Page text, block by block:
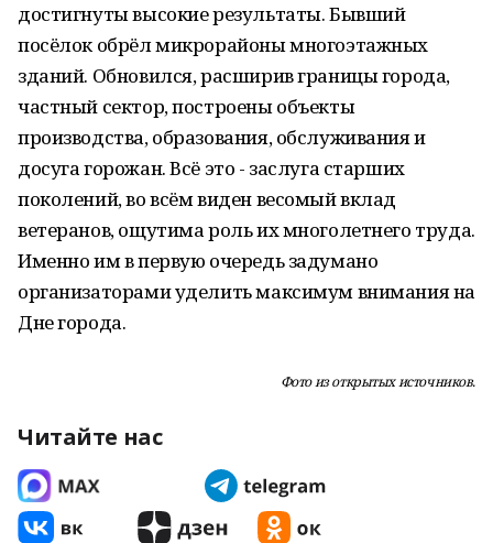
достигнуты высокие результаты. Бывший
посёлок обрёл микрорайоны многоэтажных
зданий. Обновился, расширив границы города,
частный сектор, построены объекты
производства, образования, обслуживания и
досуга горожан. Всё это - заслуга старших
поколений, во всём виден весомый вклад
ветеранов, ощутима роль их многолетнего труда.
Именно им в первую очередь задумано
организаторами уделить максимум внимания на
Дне города.
Фото из открытых источников.
Читайте нас